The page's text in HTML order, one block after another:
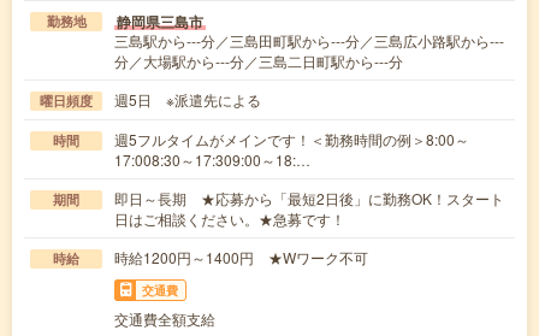
勤務地 静岡県三島市
三島駅から---分／三島田町駅から---分／三島広小路駅から---
分／大場駅から---分／三島二日町駅から---分
曜日頻度 週5日 ※派遣先による
時間
週5フルタイムがメインです！＜勤務時間の例＞8:00～
17:008:30～17:309:00～18:…
期間
即日～長期 ★応募から「最短2日後」に勤務OK！スタート
日はご相談ください。★急募です！
時給 時給1200円～1400円 ★Wワーク不可
交通費
交通費全額支給